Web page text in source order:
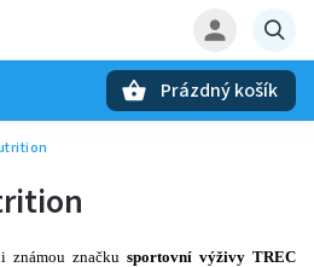
Prázdný košík
známou značku sportovní výživy TREC